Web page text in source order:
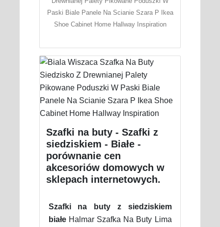
Paski Biale Panele Na Scianie Szara P Ikea
Shoe Cabinet Home Hallway Inspiration
Szafki na buty - Szafki z
siedziskiem - Białe -
porównanie cen
akcesoriów domowych w
sklepach internetowych.
Szafki na buty z siedziskiem
białeHalmar Szafka Na Buty Lima